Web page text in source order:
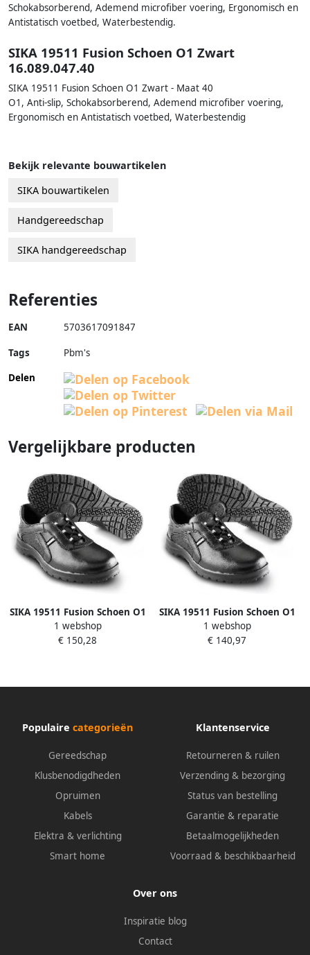
Schokabsorberend, Ademend microfiber voering, Ergonomisch en
Antistatisch voetbed, Waterbestendig.
SIKA 19511 Fusion Schoen O1 Zwart
16.089.047.40
SIKA 19511 Fusion Schoen O1 Zwart - Maat 40
O1, Anti-slip, Schokabsorberend, Ademend microfiber voering,
Ergonomisch en Antistatisch voetbed, Waterbestendig
Bekijk relevante bouwartikelen
SIKA bouwartikelen
Handgereedschap
SIKA handgereedschap
Referenties
EAN 5703617091847
Tags
Pbm's
Delen
Vergelijkbare producten
SIKA 19511 Fusion Schoen O1
Zwart 16.089.047.46
1 webshop
€ 150,28
SIKA 19511 Fusion Schoen O1
Zwart 16.089.047.41
1 webshop
€ 140,97
Populaire categorieën
Gereedschap
Klusbenodigdheden
Opruimen
Kabels
Elektra & verlichting
Smart home
Klantenservice
Retourneren & ruilen
Verzending & bezorging
Status van bestelling
Garantie & reparatie
Betaalmogelijkheden
Voorraad & beschikbaarheid
Over ons
Inspiratie blog
Contact